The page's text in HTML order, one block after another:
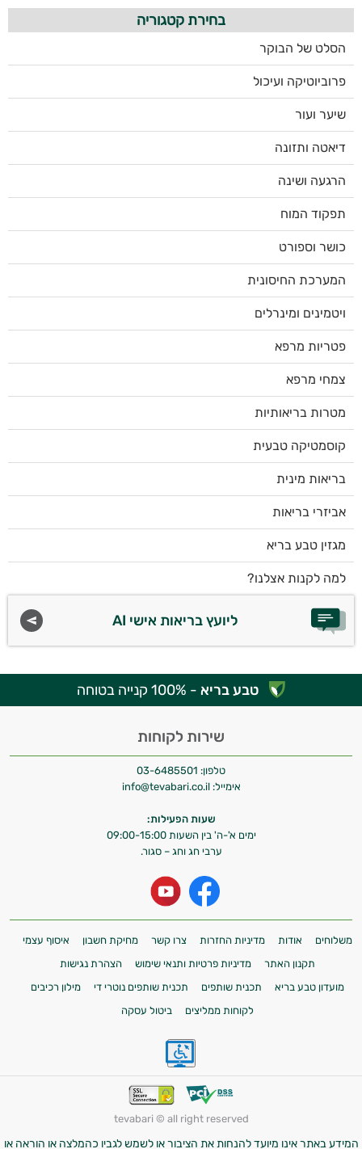
בחירת קטגוריה
הסלט של הבוקר
פרוביוטיקה ועיכול
שיער ועור
דיאטה ותזונה
הרגעה ושינה
תפקוד המוח
כושר וספורט
המערכת החיסונית
ויטמינים ומינרלים
פטריות מרפא
צמחי מרפא
מטרות בריאותיות
קוסמטיקה טבעית
בריאות מינית
אביזרי בריאות
מגזין טבע בריא
למה לקנות אצלנו?
ליועץ בריאות אישי AI
טבע בריא - 100% קנייה בטוחה
שירות לקוחות
טלפון: 03-6485501
אימייל: info@tevabari.co.il
שעות הפעילות:
ימים א'-ה' בין השעות 09:00-15:00
ערבי חג וחג – סגור.
משלוחים אודות מדיניות החזרות צרו קשר מחיקת חשבון
איסוף עצמי
תקנון האתר
מדיניות פרטיות ותנאי שימוש
הצהרת נגישות
מועדון טבע בריא
תכנית שותפים תכנית שותפים נוטרי די
מילון רכיבים
לקוחות ממליצים
ביטול עסקה
tevabari © all right reserved
המידע באתר אינו מיועד להנחות את הציבור או לשמש לגביו כהמלצה או הוראה או